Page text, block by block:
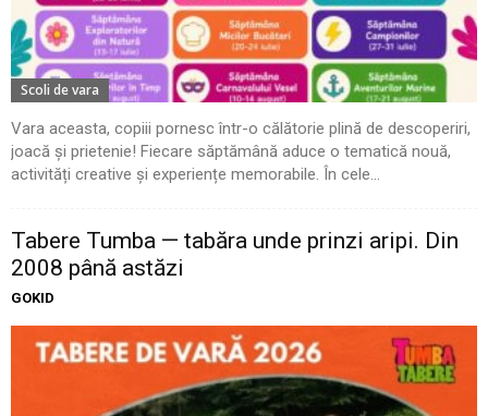
Scoli de vara
Vara aceasta, copiii pornesc într-o călătorie plină de descoperiri,
joacă și prietenie! Fiecare săptămână aduce o tematică nouă,
activități creative și experiențe memorabile. În cele...
Tabere Tumba — tabăra unde prinzi aripi. Din
2008 până astăzi
GOKID